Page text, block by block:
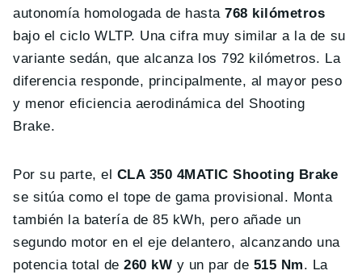
autonomía homologada de hasta768 kilómetros
bajo el ciclo WLTP. Una cifra muy similar a la de su
variante sedán, que alcanza los 792 kilómetros. La
diferencia responde, principalmente, al mayor peso
y menor eficiencia aerodinámica del Shooting
Brake.
Por su parte, el CLA 350 4MATIC Shooting Brake
se sitúa como el tope de gama provisional. Monta
también la batería de 85 kWh, pero añade un
segundo motor en el eje delantero, alcanzando una
potencia total de260 kW y un par de 515 Nm. La